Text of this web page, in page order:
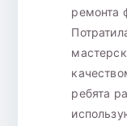
ремонта
ребята